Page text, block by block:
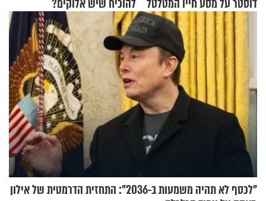
דוסטר על מסע חייו המטלטל להוכיח שיש אלוקים?
"לכסף לא תהיה משמעות ב-2036": התחזית הדרמטית של אילון